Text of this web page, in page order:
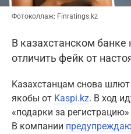
Фотоколлаж: Finratings.kz
В казахстанском
отличить фейк от
Kaзахстанцам снова
якобы от Kaspi.kz. В ход
«подарки за
В компании